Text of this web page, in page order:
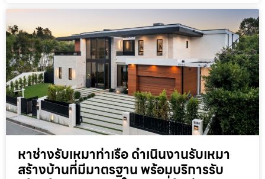
หาช่างรับเหมาท่าเรือ ดำเนินงานรับเหมา
สร้างบ้านที่มีมาตรฐาน พร้อมบริการรับ